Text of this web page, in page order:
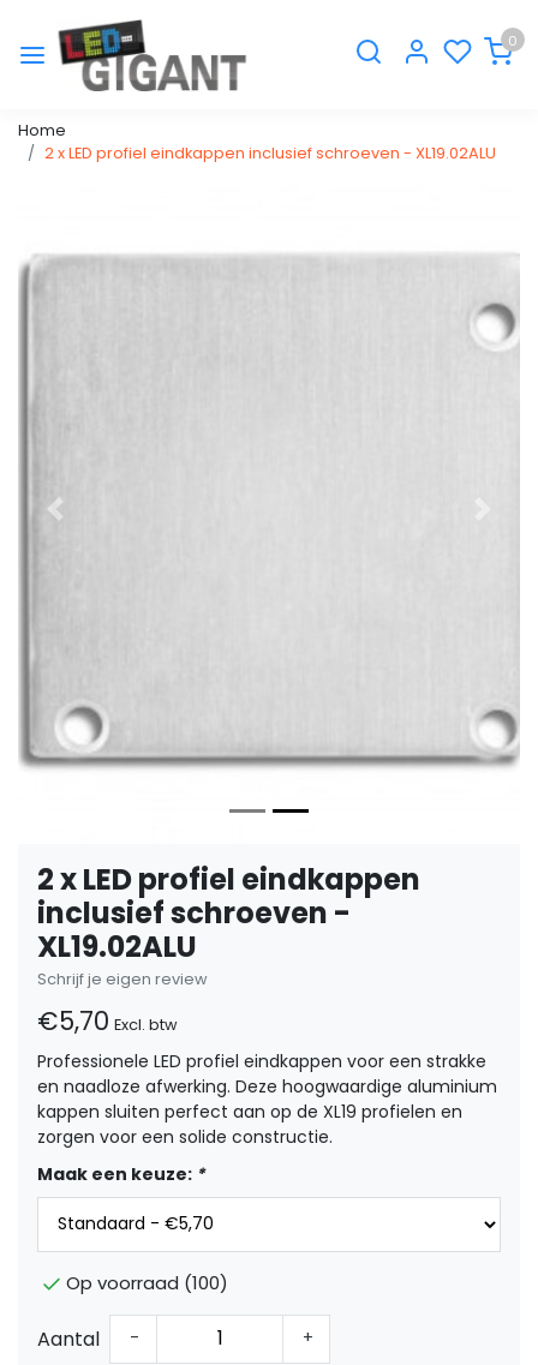
0
Home
2 x LED profiel eindkappen inclusief schroeven - XL19.02ALU
Vorige
2 x LED profiel eindkappen
inclusief schroeven -
XL19.02ALU
Schrijf je eigen review
€5,70 Excl. btw
Professionele LED profiel eindkappen voor een strakke
en naadloze afwerking. Deze hoogwaardige aluminium
kappen sluiten perfect aan op de XL19 profielen en
zorgen voor een solide constructie.
Maak een keuze: *
Op voorraad (100)
Aantal - +